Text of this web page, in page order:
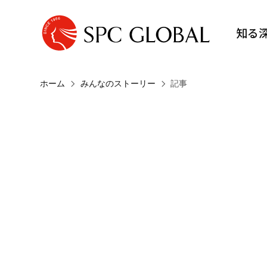
知る
ホーム みんなのストーリー 記事